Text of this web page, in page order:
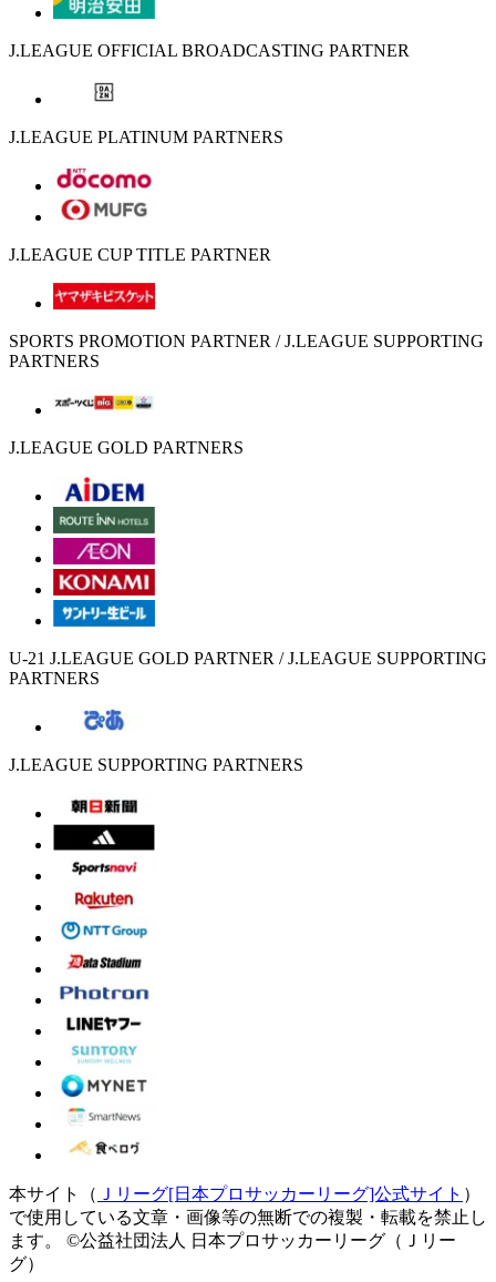
J.LEAGUE OFFICIAL BROADCASTING PARTNER
J.LEAGUE PLATINUM PARTNERS
J.LEAGUE CUP TITLE PARTNER
SPORTS PROMOTION PARTNER / J.LEAGUE SUPPORTING
PARTNERS
J.LEAGUE GOLD PARTNERS
U-21 J.LEAGUE GOLD PARTNER / J.LEAGUE SUPPORTING
PARTNERS
J.LEAGUE SUPPORTING PARTNERS
本サイト（ Ｊリーグ[日本プロサッカーリーグ]公式サイト ）
で使用している文章・画像等の無断での複製・転載を禁止し
ます。
©公益社団法人 日本プロサッカーリーグ（Ｊリー
グ）